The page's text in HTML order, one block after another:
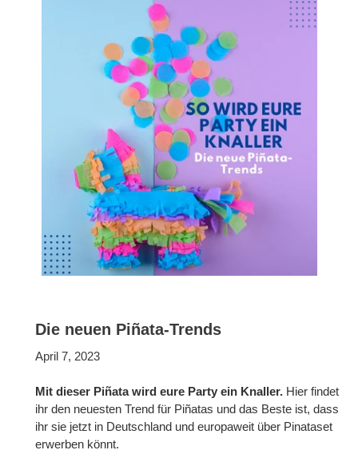
Die neuen Piñata-Trends
April 7, 2023
Mit dieser Piñata wird eure Party ein Knaller. Hier findet
ihr den neuesten Trend für Piñatas und das Beste ist, dass
ihr sie jetzt in Deutschland und europaweit über Pinataset
erwerben könnt.